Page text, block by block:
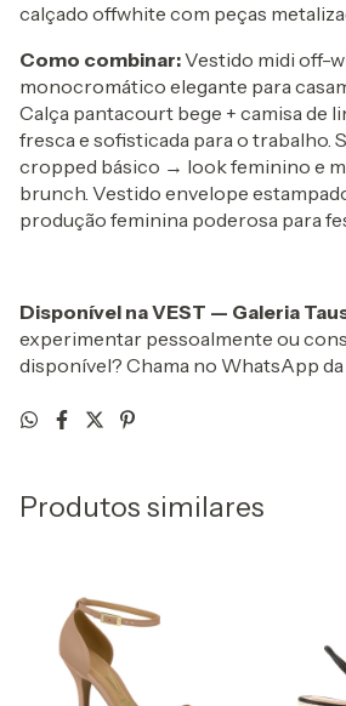
calçado offwhite com peças
Como combinar:Vestido midi off-
monocromático elegante para
Calça pantacourt bege + camisa de
fresca e sofisticada para o trabalho.
cropped básico → look feminino e
brunch. Vestido envelope
produção feminina poderosa para
Disponível na VEST — Galeria
experimentar pessoalmente ou
disponível? Chama no WhatsApp da
Produtos similares